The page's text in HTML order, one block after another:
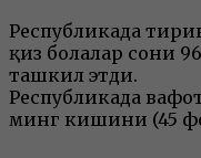
Республикада
қиз болалар сони
ташкил этди.
Республикада
минг кишини (45